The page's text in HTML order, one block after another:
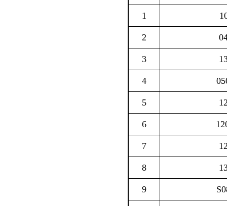
1
2
3
4
5
6
7
8
9